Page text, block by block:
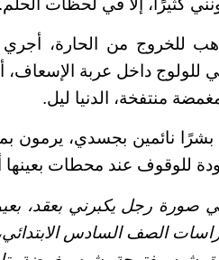
للخروج من الحارة،
للولوج داخل عربة
منتفخة، الدنيا ليل.
نائمين بجسدي، يرمون
للوقوف عند محطات بعينها
صورة رجل يكبرني بعقد،
الصف السادس الابتدائي،